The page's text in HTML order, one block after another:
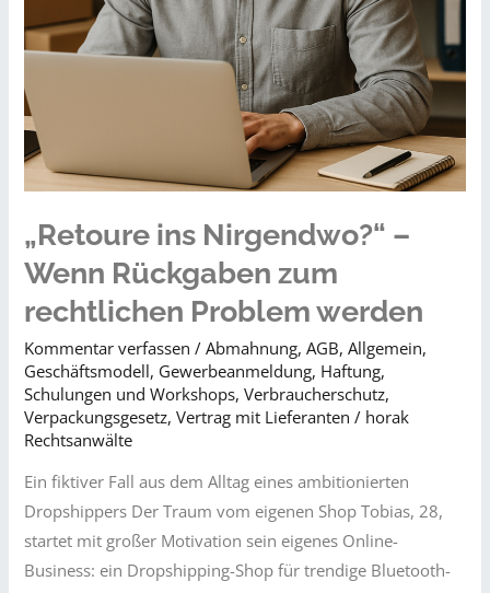
„Retoure ins Nirgendwo?“ –
Wenn Rückgaben zum
rechtlichen Problem werden
Kommentar verfassen /Abmahnung,AGB,Allgemein,
Geschäftsmodell, Gewerbeanmeldung, Haftung,
Schulungen und Workshops,Verbraucherschutz,
Verpackungsgesetz,Vertrag mit Lieferanten / horak
Rechtsanwälte
Ein fiktiver Fall aus dem Alltag eines ambitionierten
Dropshippers Der Traum vom eigenen Shop Tobias, 28,
startet mit großer Motivation sein eigenes Online-
Business: ein Dropshipping-Shop für trendige Bluetooth-